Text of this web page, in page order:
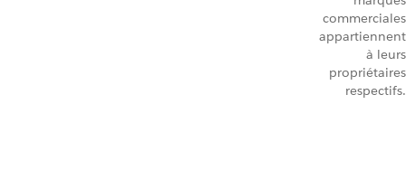
commerciales
appartiennent
à leurs
propriétaires
respectifs.